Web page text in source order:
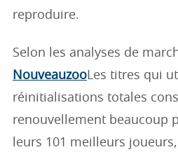
reproduire.
Selon les analyses de
NouveauzooLes titres qui
réinitialisations totales
renouvellement beaucoup
leurs 101 meilleurs